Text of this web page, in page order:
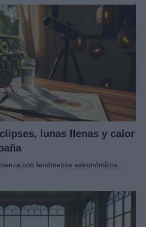
lunas llenas y calor
con fenómenos astronómicos…